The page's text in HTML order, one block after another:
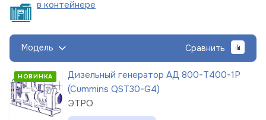
в контейнере
Модель Сравнить
НОВИНКА
Дизельный генератор АД 800-Т400-1Р
(Cummins QST30-G4)
ЭТРО